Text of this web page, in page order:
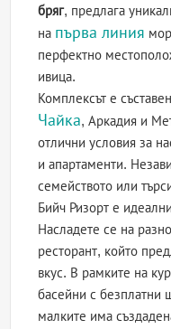
бряг, предлага
на първа линия
перфектно
ивица.
Комплексът е
Чайка, Аркадия и
отлични условия за
и апартаменти.
семейството или
Бийч Ризорт е
Насладете се на
ресторант, който
вкус. В рамките на
басейни с безплатни
малките има